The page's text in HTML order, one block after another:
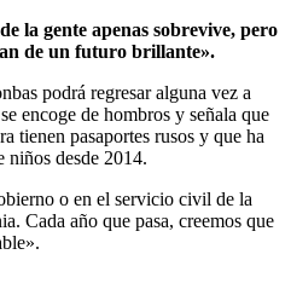
la gente apenas sobrevive, pero
de un futuro brillante».
podrá regresar alguna vez a
encoge de hombros y señala que
tienen pasaportes rusos y que ha
niños desde 2014.
o en el servicio civil de la
Cada año que pasa, creemos que